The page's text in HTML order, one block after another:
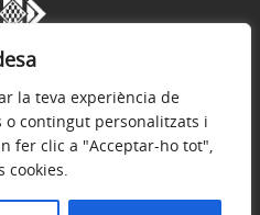
la teva experiència de
o contingut personalitzats i
fer clic a "Acceptar-ho tot",
cookies.